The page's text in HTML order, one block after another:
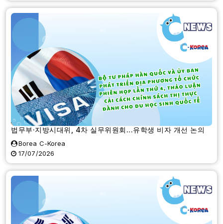
법무부·지방시대위, 4차 실무위원회…유학생 비자 개선 논의
Borea C-Korea
17/07/2026